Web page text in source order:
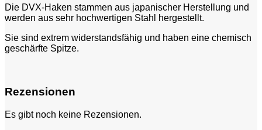
Die DVX-Haken stammen aus japanischer Herstellung und
werden aus sehr hochwertigen Stahl hergestellt.
Sie sind extrem widerstandsfähig und haben eine chemisch
geschärfte Spitze.
Rezensionen
Es gibt noch keine Rezensionen.